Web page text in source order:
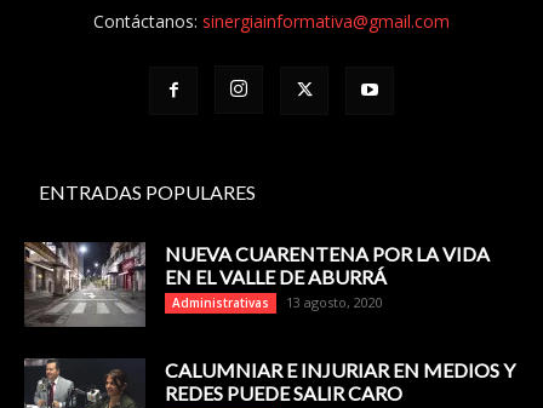
Contáctanos: sinergiainformativa@gmail.com
ENTRADAS POPULARES
NUEVA CUARENTENA POR LA VIDA
EN EL VALLE DE ABURRÁ
Administrativas 13 agosto, 2020
CALUMNIAR E INJURIAR EN MEDIOS Y
REDES PUEDE SALIR CARO